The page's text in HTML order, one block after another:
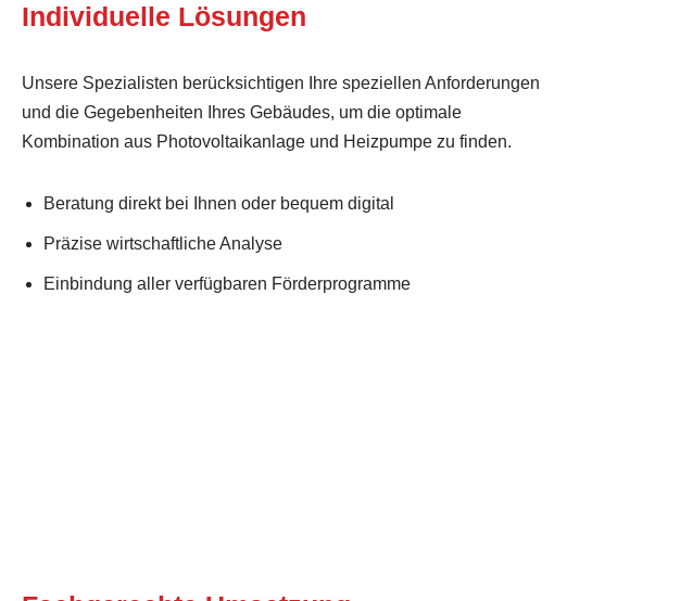
Individuelle Lösungen
Unsere Spezialisten berücksichtigen Ihre speziellen Anforderungen
und die Gegebenheiten Ihres Gebäudes, um die optimale
Kombination aus Photovoltaikanlage und Heizpumpe zu finden.
Beratung direkt bei Ihnen oder bequem digital
Präzise wirtschaftliche Analyse
Einbindung aller verfügbaren Förderprogramme